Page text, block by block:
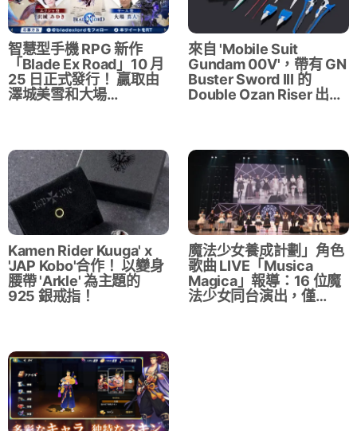
智慧型手機 RPG 新作
「Blade Ex Road」10 月
25 日正式發行！ 贏取由
澤城美雪和大場…
來自 'Mobile Suit
Gundam 00V'，帶有 GN
Buster Sword III 的
Double Ozan Riser 出…
Kamen Rider Kuuga' x
'JAP Kobo'合作！ 以變身
腰帶 'Arkle' 為主題的
925 銀戒指！
魔法少女養成計劃」角色
歌曲 LIVE「Musica
Magica」報導：16 位魔
法少女同台演出，僅…